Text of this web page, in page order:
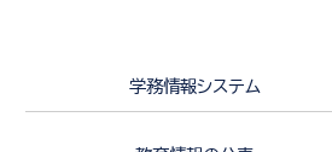
学務情報システム